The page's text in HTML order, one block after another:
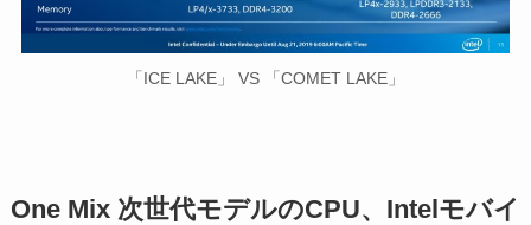
「ICE LAKE」 VS 「COMET LAKE」
One Mix 次世代モデルのCPU、Intelモバイ